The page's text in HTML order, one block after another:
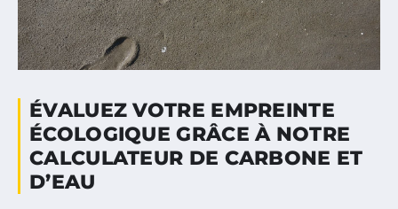
ÉVALUEZ VOTRE EMPREINTE
ÉCOLOGIQUE GRÂCE À NOTRE
CALCULATEUR DE CARBONE ET
D’EAU